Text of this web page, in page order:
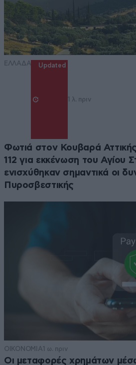
ΕΛΛΑΔΑ Updated
1 λ. πριν
Φωτιά στον Κουβαρά
112 για εκκένωση του Αγίου
ενισχύθηκαν σημαντικά οι
Πυροσβεστικής
ΟΙΚΟΝΟΜΙΑ1 ω. πριν
Οι μεταφορές χρημάτων